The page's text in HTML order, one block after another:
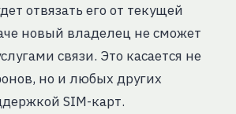
отвязать его от текущей
новый владелец не сможет
связи. Это касается не
но и любых других
SIM-карт.